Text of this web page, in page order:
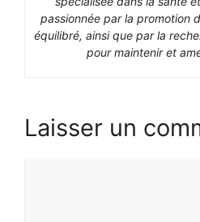
passionnée par la promotion
équilibré, ainsi que par la
pour maintenir et
Laisser un